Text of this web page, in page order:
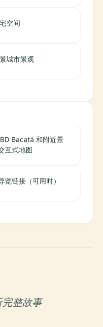
空间
城市景观
Bacatá 和附近景
互式地图
览链接（可用时）
整故事